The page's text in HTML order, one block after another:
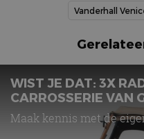
Vanderhall
WIST JE DAT: 3X
CARROSSERIE VAN
Maak kennis met de